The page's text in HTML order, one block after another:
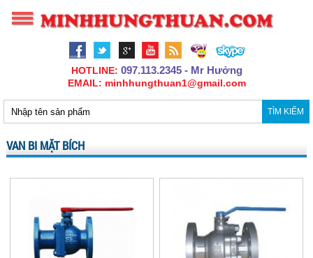
HOTLINE: 097.113.2345 - Mr Hưởng
EMAIL: minhhungthuan1@gmail.com
TÌM KIẾM
VAN BI MẶT BÍCH